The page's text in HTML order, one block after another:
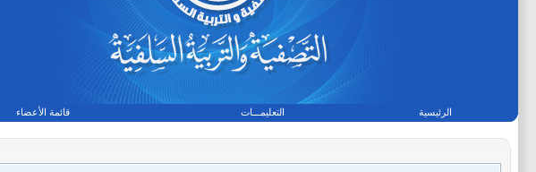
الرئيسية التعليمـــات قائمة الأعضاء